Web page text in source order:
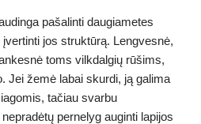
pašalinti daugiametes
jos struktūrą. Lengvesnė,
toms vilkdalgių rūšims,
Jei žemė labai skurdi, ją galima
tačiau svarbu
pernelyg auginti lapijos